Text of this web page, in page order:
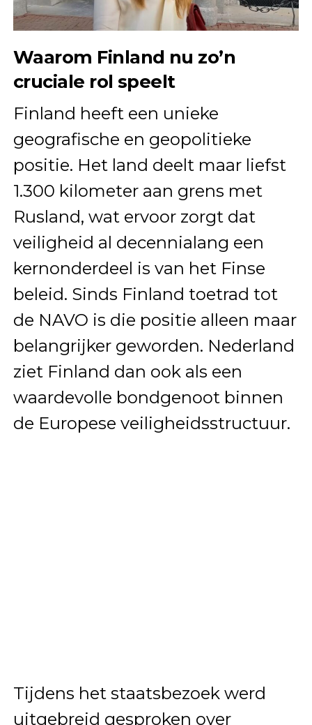
Waarom Finland nu zo’n
cruciale rol speelt
Finland heeft een unieke
geografische en geopolitieke
positie. Het land deelt maar liefst
1.300 kilometer aan grens met
Rusland, wat ervoor zorgt dat
veiligheid al decennialang een
kernonderdeel is van het Finse
beleid. Sinds Finland toetrad tot
de NAVO is die positie alleen maar
belangrijker geworden. Nederland
ziet Finland dan ook als een
waardevolle bondgenoot binnen
de Europese veiligheidsstructuur.
Tijdens het staatsbezoek werd
uitgebreid gesproken over